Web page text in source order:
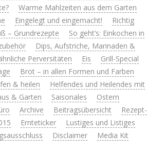
Warme Mahlzeiten aus dem Garten
Eingelegt und eingemacht!
Richtig
– Grundrezepte
So geht’s: Einkochen in
Dips, Aufstriche, Marinaden &
Perversitäten Eis
Grill-Special
Brot – in allen Formen und Farben
& heilen
Helfendes und Heilendes mit
& Garten Saisonales
Ostern
Archive Beitragsübersicht
Rezept-
Ernteticker
Lustiges und Listiges
Disclaimer
Media Kit